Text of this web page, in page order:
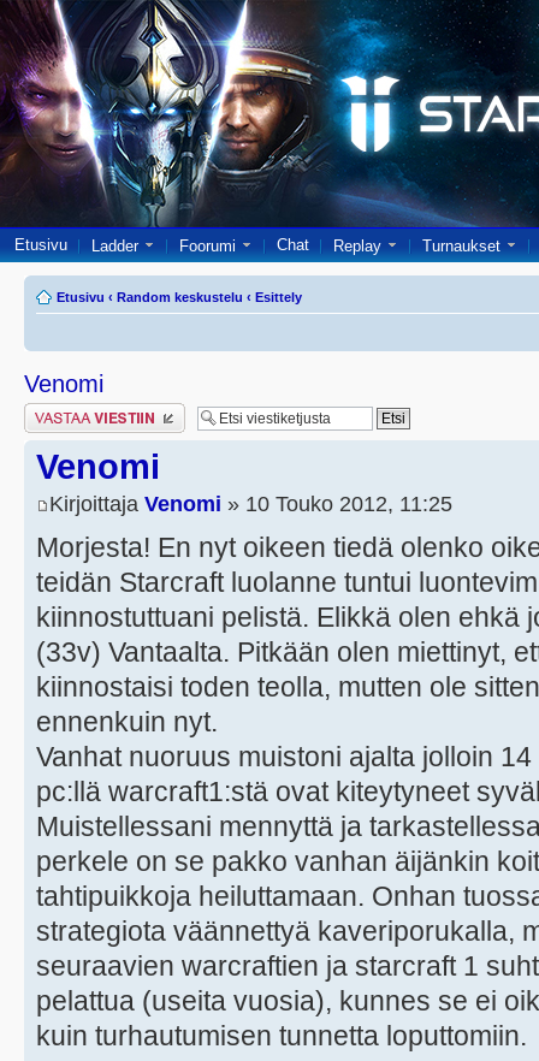
Etusivu Ladder Foorumi Chat Replay Turnaukset
Etusivu ‹ Random keskustelu ‹ Esittely
Venomi
Lähetä vastaus
Venomi
Kirjoittaja Venomi » 10 Touko 2012, 11:25
Morjesta! En nyt oikeen tiedä olenko
teidän Starcraft luolanne tuntui
kiinnostuttuani pelistä. Elikkä olen ehkä
(33v) Vantaalta. Pitkään olen miettinyt,
kiinnostaisi toden teolla, mutten ole
ennenkuin nyt.
Vanhat nuoruus muistoni ajalta jolloin
pc:llä warcraft1:stä ovat kiteytyneet
Muistellessani mennyttä ja
perkele on se pakko vanhan äijänkin
tahtipuikkoja heiluttamaan. Onhan
strategiota väännettyä kaveriporukalla,
seuraavien warcraftien ja starcraft 1
pelattua (useita vuosia), kunnes se ei
kuin turhautumisen tunnetta loputtomiin.